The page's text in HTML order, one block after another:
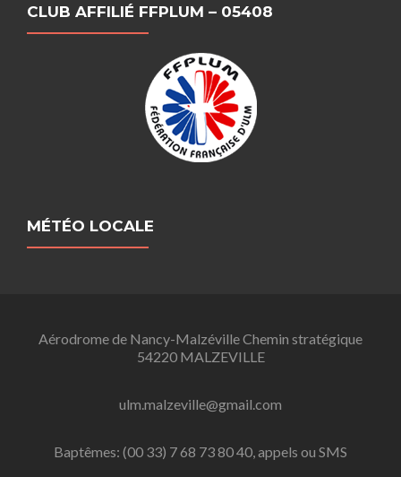
CLUB AFFILIÉ FFPLUM – 05408
MÉTÉO LOCALE
Aérodrome de Nancy-Malzéville Chemin stratégique
54220 MALZEVILLE
ulm.malzeville@gmail.com
Baptêmes: (00 33) 7 68 73 80 40, appels ou SMS